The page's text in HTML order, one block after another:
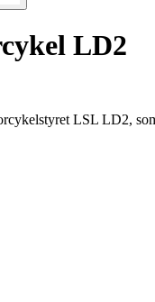
LD2
LSL LD2,